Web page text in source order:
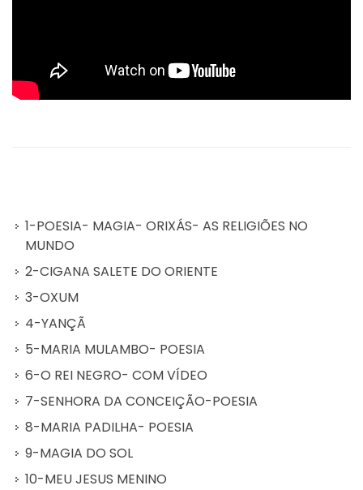
1-POESIA- MAGIA- ORIXÁS- AS RELIGIÕES NO
MUNDO
2-CIGANA SALETE DO ORIENTE
3-OXUM
4-YANÇÃ
5-MARIA MULAMBO- POESIA
6-O REI NEGRO- COM VÍDEO
7-SENHORA DA CONCEIÇÃO-POESIA
8-MARIA PADILHA- POESIA
9-MAGIA DO SOL
10-MEU JESUS MENINO